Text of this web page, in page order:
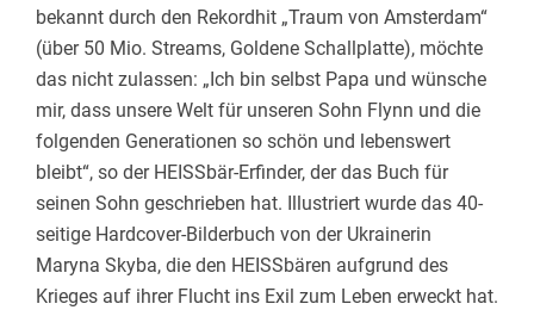
bekannt durch den Rekordhit „Traum von Amsterdam“
(über 50 Mio. Streams, Goldene Schallplatte), möchte
das nicht zulassen: „Ich bin selbst Papa und wünsche
mir, dass unsere Welt für unseren Sohn Flynn und die
folgenden Generationen so schön und lebenswert
bleibt“, so der HEISSbär-Erfinder, der das Buch für
seinen Sohn geschrieben hat. Illustriert wurde das 40-
seitige Hardcover-Bilderbuch von der Ukrainerin
Maryna Skyba, die den HEISSbären aufgrund des
Krieges auf ihrer Flucht ins Exil zum Leben erweckt hat.